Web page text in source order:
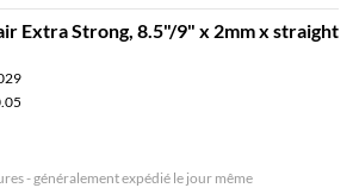
Extra Strong, 8.5"/9" x 2mm x straight
- généralement expédié le jour même